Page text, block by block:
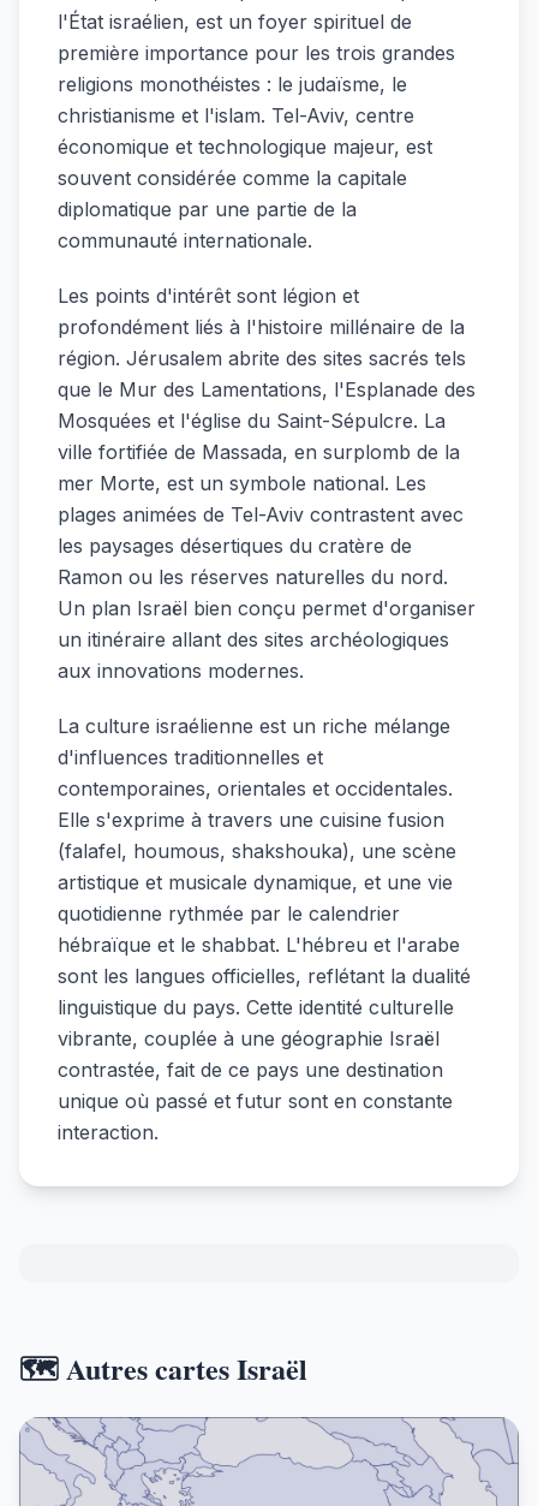
l'État israélien, est un foyer spirituel de
première importance pour les trois grandes
religions monothéistes : le judaïsme, le
christianisme et l'islam. Tel-Aviv, centre
économique et technologique majeur, est
souvent considérée comme la capitale
diplomatique par une partie de la
communauté internationale.
Les points d'intérêt sont légion et
profondément liés à l'histoire millénaire de la
région. Jérusalem abrite des sites sacrés tels
que le Mur des Lamentations, l'Esplanade des
Mosquées et l'église du Saint-Sépulcre. La
ville fortifiée de Massada, en surplomb de la
mer Morte, est un symbole national. Les
plages animées de Tel-Aviv contrastent avec
les paysages désertiques du cratère de
Ramon ou les réserves naturelles du nord.
Un plan Israël bien conçu permet d'organiser
un itinéraire allant des sites archéologiques
aux innovations modernes.
La culture israélienne est un riche mélange
d'influences traditionnelles et
contemporaines, orientales et occidentales.
Elle s'exprime à travers une cuisine fusion
(falafel, houmous, shakshouka), une scène
artistique et musicale dynamique, et une vie
quotidienne rythmée par le calendrier
hébraïque et le shabbat. L'hébreu et l'arabe
sont les langues officielles, reflétant la dualité
linguistique du pays. Cette identité culturelle
vibrante, couplée à une géographie Israël
contrastée, fait de ce pays une destination
unique où passé et futur sont en constante
interaction.
🗺️ Autres cartes Israël